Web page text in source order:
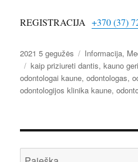
REGISTRACIJA+370 (37)
Paskelbta
2021 5 gegužės Kategorijos
Informacija,
Žymos
kaip priziureti dantis,kauno
odontologai kaune,odontologas,
odontologijos klinika kaune,
Ieškoti: